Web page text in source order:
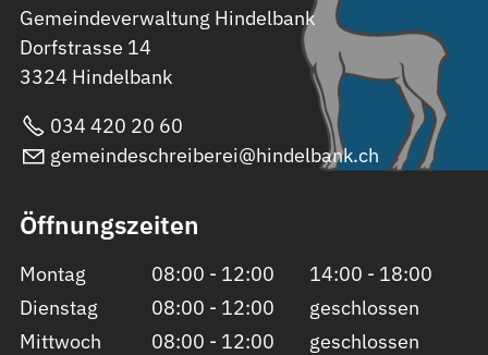
Gemeindeverwaltung Hindelbank
Dorfstrasse 14
3324 Hindelbank
034 420 20 60
gemeindeschreiberei@hindelbank.ch
Öffnungszeiten
Montag 08:00 - 12:00
14:00 - 18:00
Dienstag
08:00 - 12:00
geschlossen
Mittwoch
08:00 - 12:00
geschlossen